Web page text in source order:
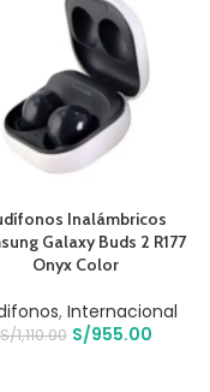
Inalámbricos
Galaxy Buds 2 R177
Onyx Color
, Internacional
S/1,110.00 S/955.00